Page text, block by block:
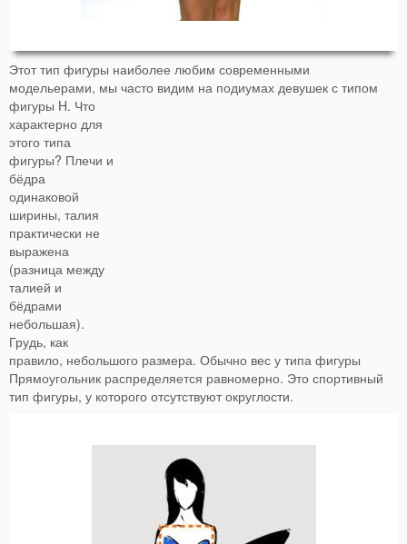
Этот тип фигуры наиболее любим современными
модельерами, мы часто видим на подиумах девушек с типом
фигуры H. Что
характерно для
этого типа
фигуры? Плечи и
бёдра
одинаковой
ширины, талия
практически не
выражена
(разница между
талией и
бёдрами
небольшая).
Грудь, как
правило, небольшого размера. Обычно вес у типа фигуры
Прямоугольник распределяется равномерно. Это спортивный
тип фигуры, у которого отсутствуют округлости.